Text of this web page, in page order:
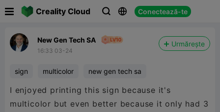
Creality Cloud   Conectează-te
New Gen Tech SA
16:33 03-24
Urmărește
sign multicolor new gen tech sa
I enjoyed printing this sign because it's
multicolor but even better because it only had 3